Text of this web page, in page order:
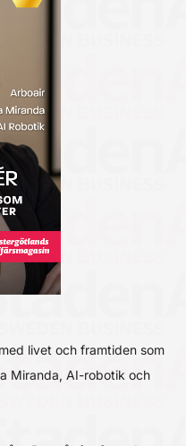
livet och framtiden som
Miranda, AI-robotik och